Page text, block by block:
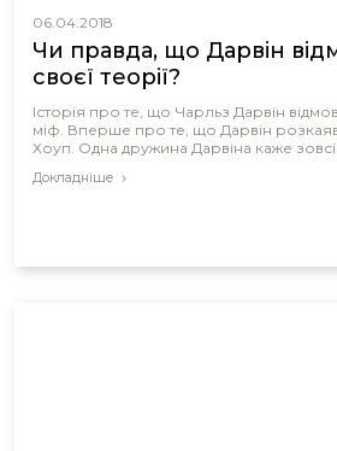
06.04.2018
Чи правда, що Дарвін
своєї теорії?
Історія про те, що Чарльз Дарвін
міф. Вперше про те, що Дарвін
Хоуп. Одна дружина Дарвіна каже
Докладніше